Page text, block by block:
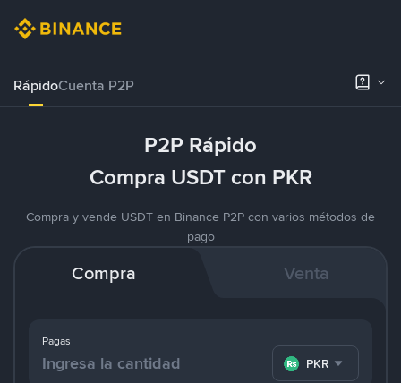
RápidoCuenta P2P
P2P Rápido
Compra USDT con PKR
Compra y vende USDT en Binance P2P con varios métodos de
pago
Compra Venta
Pagas
PKR